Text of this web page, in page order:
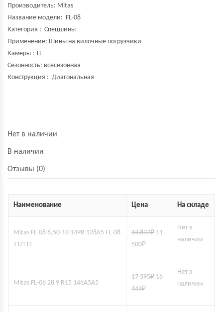
Производитель: Mitas
Название модели: FL-08
Категория : Спецшины
Применение: Шины на вилочные погрузчики
Камеры : TL
Сезонность: всесезонная
Конструкция : Диагональная
Нет в наличии
В наличии
Отзывы (0)
Наименование Цена На складе
Mitas FL-08 6,50-10 14PR 128A5 FL-08
TT/TTF
13 837₽ 11
500₽
Нет в
наличии
Mitas FL-08 28 9 R15 146A5A5
17 595₽ 16
444₽
Нет в
наличии